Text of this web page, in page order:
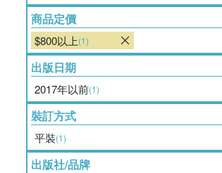
商品定價
$800以上(1)
出版日期
2017年以前(1)
裝訂方式
平裝(1)
出版社/品牌